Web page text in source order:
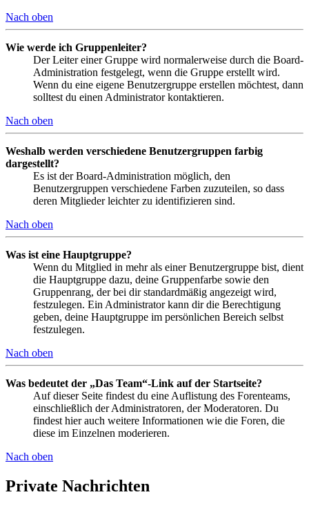
Nach oben
Wie werde ich Gruppenleiter?
Der Leiter einer Gruppe wird normalerweise durch die Board-
Administration festgelegt, wenn die Gruppe erstellt wird.
Wenn du eine eigene Benutzergruppe erstellen möchtest, dann
solltest du einen Administrator kontaktieren.
Nach oben
Weshalb werden verschiedene Benutzergruppen farbig
dargestellt?
Es ist der Board-Administration möglich, den
Benutzergruppen verschiedene Farben zuzuteilen, so dass
deren Mitglieder leichter zu identifizieren sind.
Nach oben
Was ist eine Hauptgruppe?
Wenn du Mitglied in mehr als einer Benutzergruppe bist, dient
die Hauptgruppe dazu, deine Gruppenfarbe sowie den
Gruppenrang, der bei dir standardmäßig angezeigt wird,
festzulegen. Ein Administrator kann dir die Berechtigung
geben, deine Hauptgruppe im persönlichen Bereich selbst
festzulegen.
Nach oben
Was bedeutet der „Das Team“-Link auf der Startseite?
Auf dieser Seite findest du eine Auflistung des Forenteams,
einschließlich der Administratoren, der Moderatoren. Du
findest hier auch weitere Informationen wie die Foren, die
diese im Einzelnen moderieren.
Nach oben
Private Nachrichten